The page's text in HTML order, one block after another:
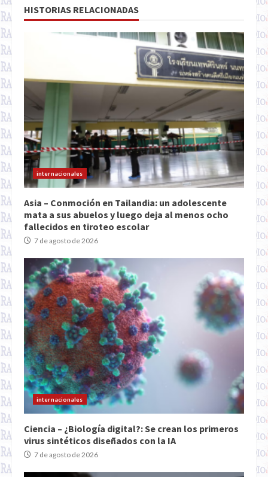
HISTORIAS RELACIONADAS
internacionales
Asia – Conmoción en Tailandia: un adolescente
mata a sus abuelos y luego deja al menos ocho
fallecidos en tiroteo escolar
7 de agosto de 2026
internacionales
Ciencia – ¿Biología digital?: Se crean los primeros
virus sintéticos diseñados con la IA
7 de agosto de 2026